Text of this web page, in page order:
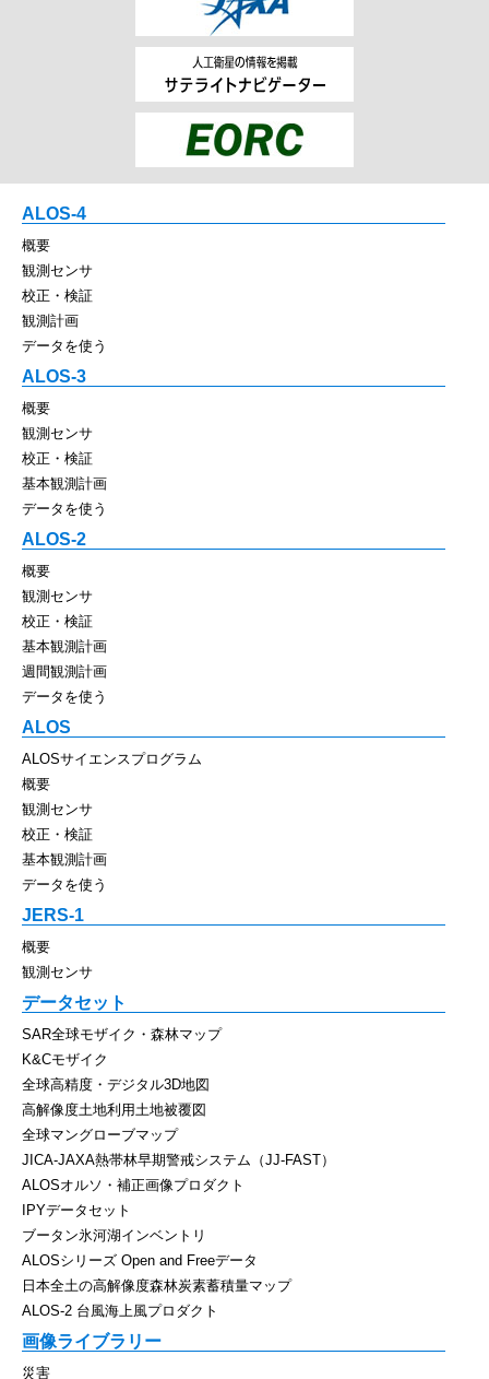
ALOS-4
概要
観測センサ
校正・検証
観測計画
データを使う
ALOS-3
概要
観測センサ
校正・検証
基本観測計画
データを使う
ALOS-2
概要
観測センサ
校正・検証
基本観測計画
週間観測計画
データを使う
ALOS
ALOSサイエンスプログラム
概要
観測センサ
校正・検証
基本観測計画
データを使う
JERS-1
概要
観測センサ
データセット
SAR全球モザイク・森林マップ
K&Cモザイク
全球高精度・デジタル3D地図
高解像度土地利用土地被覆図
全球マングローブマップ
JICA-JAXA熱帯林早期警戒システム（JJ-FAST）
ALOSオルソ・補正画像プロダクト
IPYデータセット
ブータン氷河湖インベントリ
ALOSシリーズ Open and Freeデータ
日本全土の高解像度森林炭素蓄積量マップ
ALOS-2 台風海上風プロダクト
画像ライブラリー
災害